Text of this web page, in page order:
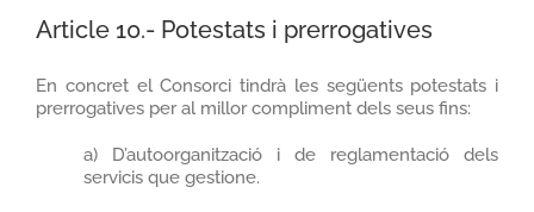
Article 10.- Potestats i prerrogatives
En concret el Consorci tindrà les següents potestats i
prerrogatives per al millor compliment dels seus fins:
a) D’autoorganització i de reglamentació dels
servicis que gestione.